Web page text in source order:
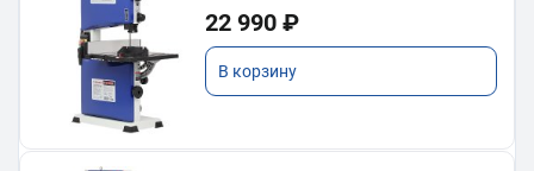
22 990 ₽
В корзину